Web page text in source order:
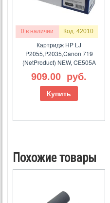
0 в наличии Код: 42010
Картридж HP LJ
P2055,P2035,Canon 719
(NetProduct) NEW, CE505A
909.00 руб.
Купить
Похожие товары